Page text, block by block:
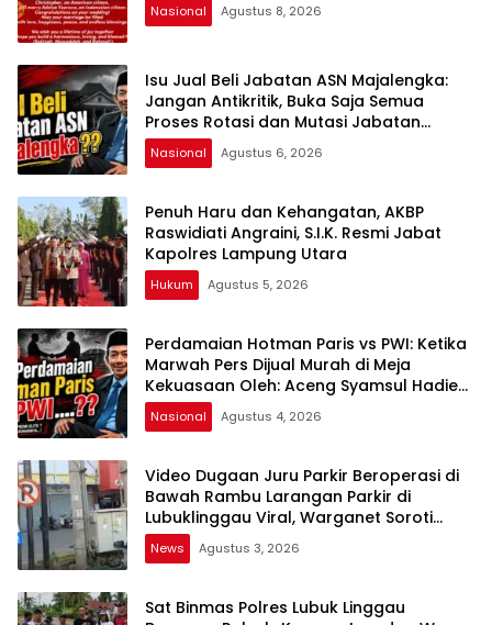
Nasional Agustus 8, 2026
Isu Jual Beli Jabatan ASN Majalengka:
Jangan Antikritik, Buka Saja Semua
Proses Rotasi dan Mutasi Jabatan
kepada Publik Oleh: Aceng Syamsul
Hadie, S.Sos., MM. Ketua Dewan Pembina
Nasional Agustus 6, 2026
Penuh Haru dan Kehangatan, AKBP
Raswidiati Angraini, S.I.K. Resmi Jabat
Kapolres Lampung Utara
Hukum Agustus 5, 2026
Perdamaian Hotman Paris vs PWI: Ketika
Marwah Pers Dijual Murah di Meja
Kekuasaan Oleh: Aceng Syamsul Hadie
(ASH)”
Nasional Agustus 4, 2026
Video Dugaan Juru Parkir Beroperasi di
Bawah Rambu Larangan Parkir di
Lubuklinggau Viral, Warganet Soroti
Dugaan Pelanggaran
News Agustus 3, 2026
Sat Binmas Polres Lubuk Linggau